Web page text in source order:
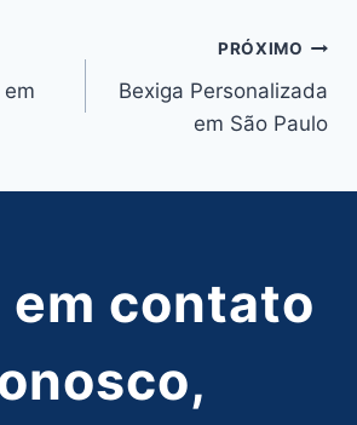
PRÓXIMO
Bexiga Personalizada
em São Paulo
em contato